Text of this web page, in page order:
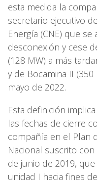
esta medida la
secretario ejecutivo
Energía (CNE) que
desconexión y cese
(128 MW) a más
y de Bocamina II
mayo de 2022.
Esta definición
las fechas de cierre
compañía en el Plan
Nacional suscrito
de junio de 2019,
unidad I hacia fines